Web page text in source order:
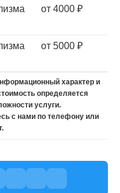
от 4000 ₽
от 5000 ₽
характер и
определяется
услуги.
с нами по телефону или